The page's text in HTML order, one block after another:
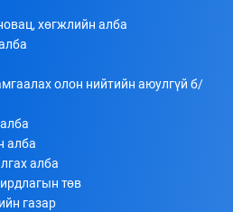
хөгжлийн алба
олон нийтийн аюулгүй б/
алба
алба
төв
газар